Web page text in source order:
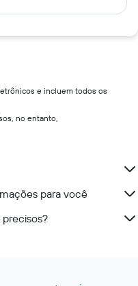
e incluem todos os
no entanto,
para você
precisos?